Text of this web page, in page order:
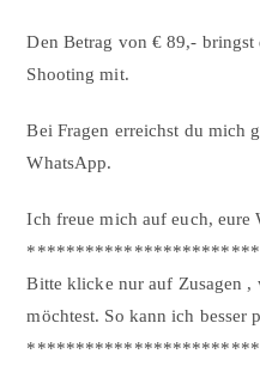
Den Betrag von € 89,- bringst
Shooting mit.
Bei Fragen erreichst du mich
WhatsApp.
Ich freue mich auf euch, eure
Bitte klicke nur auf Zusagen ,
möchtest. So kann ich besser